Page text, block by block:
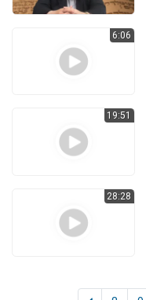
6:06
19:51
28:28